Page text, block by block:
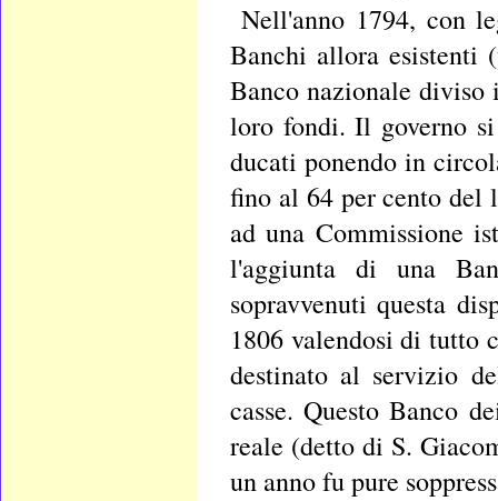
Nell'anno 1794, con
Banchi allora esistenti
Banco nazionale
loro fondi. Il governo
ducati ponendo in
fino al 64 per cento
ad una Commissione
l'aggiunta di una
sopravvenuti questa
1806 valendosi di tutto
destinato al servizio
casse. Questo Banco
reale (detto di S.
un anno fu pure